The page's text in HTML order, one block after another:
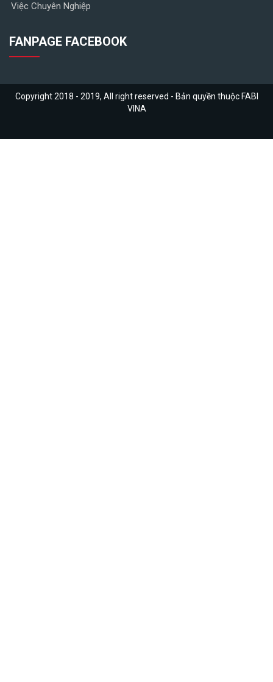
Việc Chuyên Nghiệp
FANPAGE FACEBOOK
Copyright 2018 - 2019, All right reserved - Bản quyền thuộc FABI
VINA